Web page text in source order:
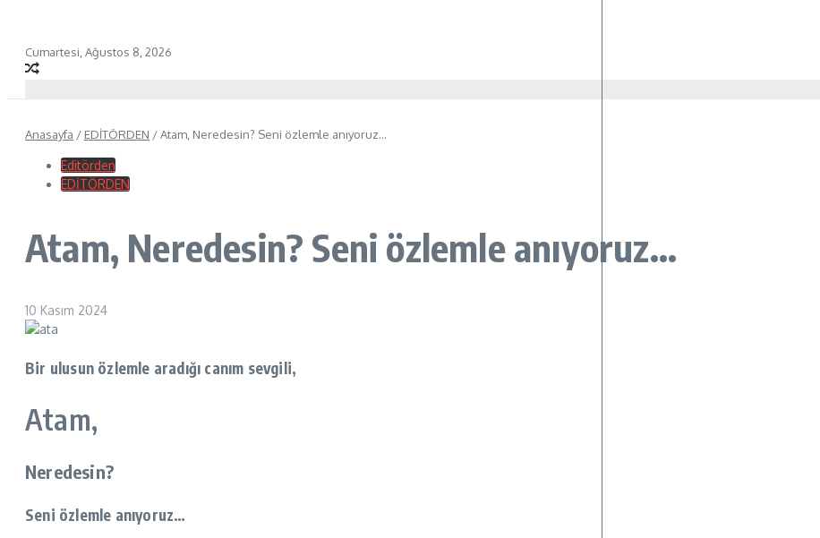
Cumartesi, Ağustos 8, 2026
Anasayfa / EDİTÖRDEN /Atam, Neredesin? Seni özlemle anıyoruz…
Editörden
EDİTÖRDEN
Atam, Neredesin? Seni özlemle anıyoruz…
10 Kasım 2024
Bir ulusun özlemle aradığı canım sevgili,
Atam,
Neredesin?
Seni özlemle anıyoruz…